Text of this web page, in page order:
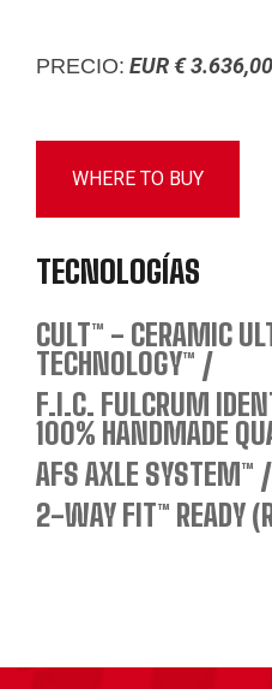
PRECIO: EUR €
WHERE TO BUY
TECNOLOGÍAS
CULT™ - CERAMIC
TECHNOLOGY™
F.I.C. FULCRUM
100% HANDMADE
AFS AXLE SYSTEM™
2-WAY FIT™ READY